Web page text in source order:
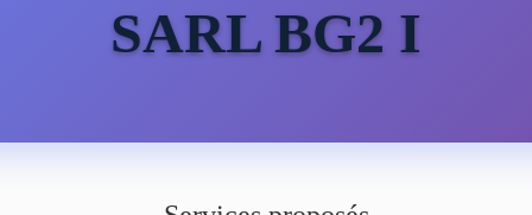
SARL BG2 I